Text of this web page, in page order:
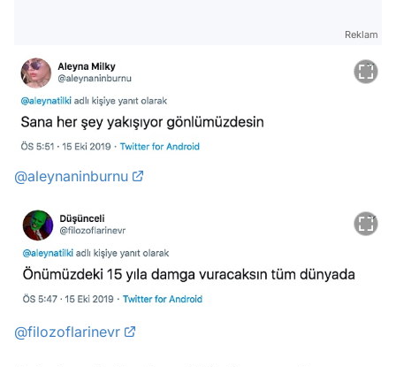
Reklam
@aleynaninburnu
@filozoflarinevr